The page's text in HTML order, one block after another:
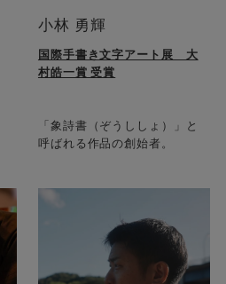
小林 勇輝
国際手書き文字アート展 大
村皓一賞 受賞
「象詩書（ぞうししょ）」と
呼ばれる作品の創始者。